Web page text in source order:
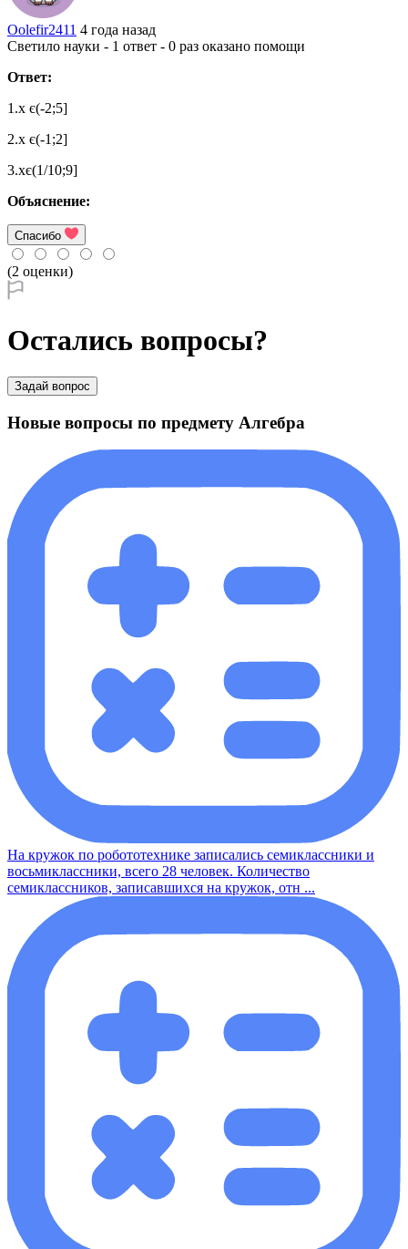
Oolefir2411 4 года назад
Светило науки - 1 ответ - 0 раз оказано помощи
Ответ:
1.x є(-2;5]
2.x є(-1;2]
3.xє(1/10;9]
Объяснение:
Спасибо
(2 оценки)
Остались вопросы?
Задай вопрос
Новые вопросы по предмету Алгебра
На кружок по робототехнике записались семиклассники и
восьмиклассники, всего 28 человек. Количество
семиклассников, записавшихся на кружок, отн ...